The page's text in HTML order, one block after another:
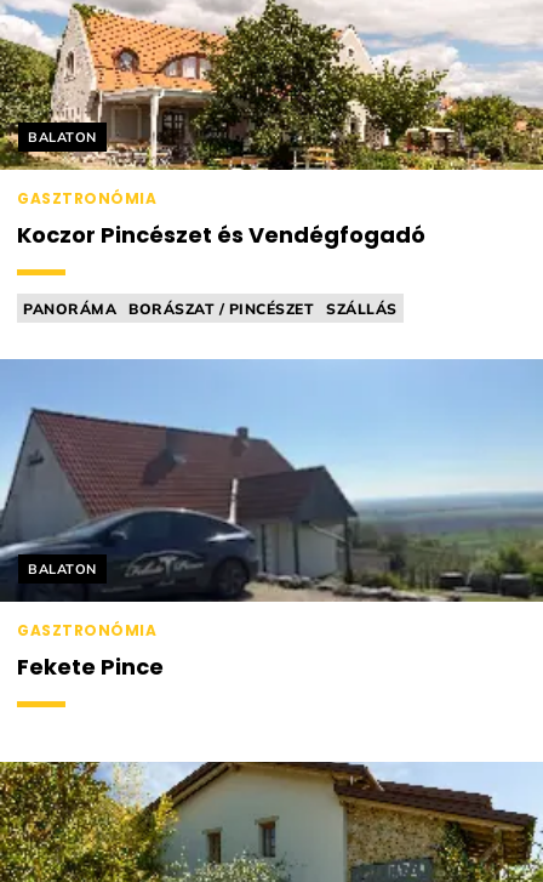
Helyszín címkék:
BALATON
GASZTRONÓMIA
Koczor Pincészet és Vendégfogadó
PANORÁMA BORÁSZAT / PINCÉSZET
SZÁLLÁS
Helyszín címkék:
BALATON
GASZTRONÓMIA
Fekete Pince